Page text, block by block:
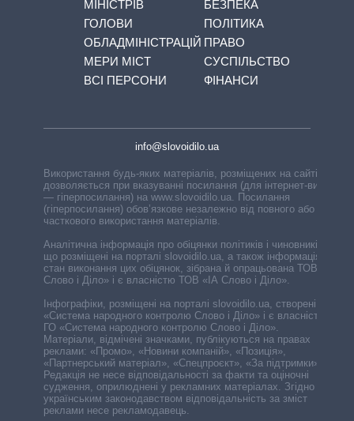
МІНІСТРІВ
ГОЛОВИ
ОБЛАДМІНІСТРАЦІЙ
МЕРИ МІСТ
ВСІ ПЕРСОНИ
БЕЗПЕКА
ПОЛІТИКА
ПРАВО
СУСПІЛЬСТВО
ФІНАНСИ
info@slovoidilo.ua
Використання будь-яких матеріалів, розміщених на сайті,
дозволяється при вказуванні посилання (для інтернет-видань
— гіперпосилання) на www.slovoidilo.ua. Посилання
(гіперпосилання) обов’язкове незалежно від повного або
часткового використання матеріалів.
Аналітична інформація про обіцянки політиків і чиновників,
що розміщені на порталі slovoidilo.ua, а також інформація про
стан виконання цих обіцянок, зібрана й опрацьована ТОВ «ІА
Слово і Діло» і є власністю ТОВ «ІА Слово і Діло».
Інфографіки, розміщені на порталі slovoidilo.ua, створені ГО
«Система народного контролю Слово і Діло» і є власністю
ГО «Система народного контролю Слово і Діло».
Матеріали, відмічені значками, публікуються на правах
реклами: «Промо», «Новини компаній», «Позиція»,
«Партнерський матеріал», «Спецпроєкт», «За підтримки».
Редакція не несе відповідальності за факти та оціночні
судження, оприлюднені у рекламних матеріалах. Згідно з
українським законодавством відповідальність за зміст
реклами несе рекламодавець.